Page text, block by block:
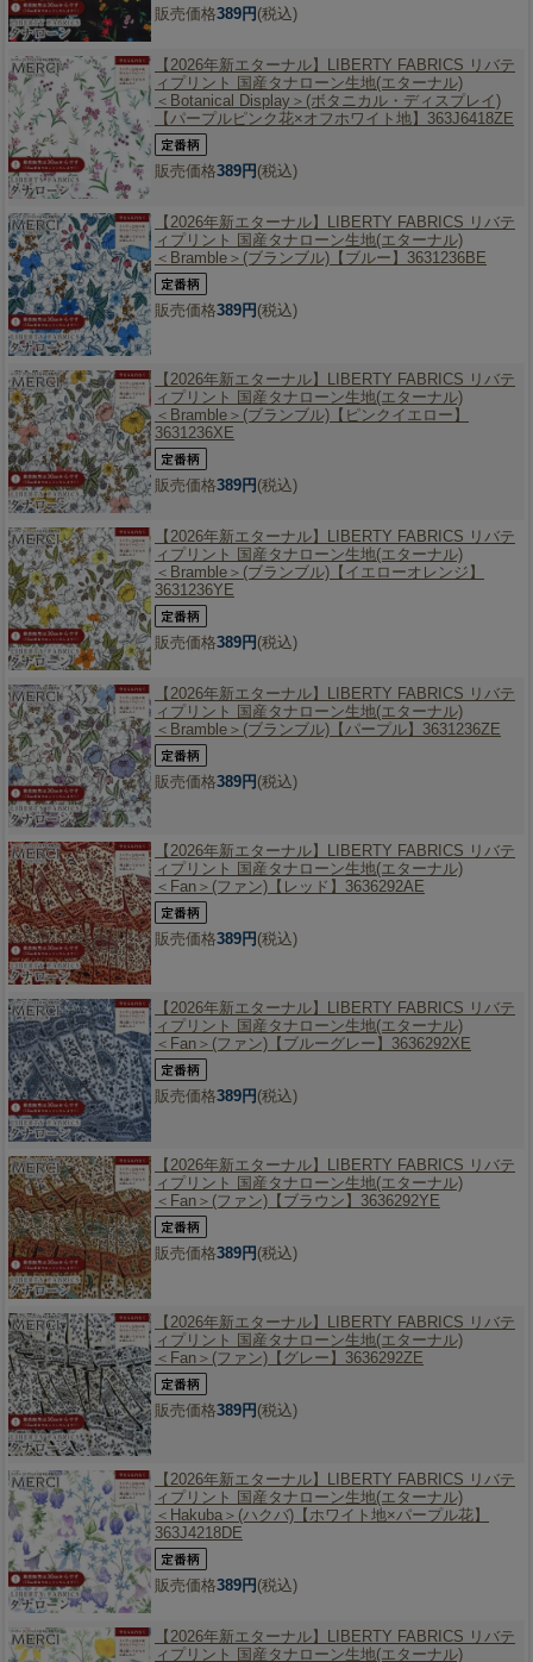
販売価格389円(税込)
【2026年新エターナル】 LIBERTY FABRICS リバテ
ィプリント 国産タナローン生地(エターナル)
＜Botanical Display＞(ボタニカル・ディスプレイ)
【パープルピンク花×オフホワイト地】363J6418ZE
販売価格389円(税込)
【2026年新エターナル】 LIBERTY FABRICS リバテ
ィプリント 国産タナローン生地(エターナル)
＜Bramble＞(ブランブル)【ブルー】3631236BE
販売価格389円(税込)
【2026年新エターナル】 LIBERTY FABRICS リバテ
ィプリント 国産タナローン生地(エターナル)
＜Bramble＞(ブランブル)【ピンクイエロー】
3631236XE
販売価格389円(税込)
【2026年新エターナル】 LIBERTY FABRICS リバテ
ィプリント 国産タナローン生地(エターナル)
＜Bramble＞(ブランブル)【イエローオレンジ】
3631236YE
販売価格389円(税込)
【2026年新エターナル】 LIBERTY FABRICS リバテ
ィプリント 国産タナローン生地(エターナル)
＜Bramble＞(ブランブル)【パープル】3631236ZE
販売価格389円(税込)
【2026年新エターナル】 LIBERTY FABRICS リバテ
ィプリント 国産タナローン生地(エターナル)
＜Fan＞(ファン)【レッド】3636292AE
販売価格389円(税込)
【2026年新エターナル】 LIBERTY FABRICS リバテ
ィプリント 国産タナローン生地(エターナル)
＜Fan＞(ファン)【ブルーグレー】3636292XE
販売価格389円(税込)
【2026年新エターナル】 LIBERTY FABRICS リバテ
ィプリント 国産タナローン生地(エターナル)
＜Fan＞(ファン)【ブラウン】3636292YE
販売価格389円(税込)
【2026年新エターナル】 LIBERTY FABRICS リバテ
ィプリント 国産タナローン生地(エターナル)
＜Fan＞(ファン)【グレー】3636292ZE
販売価格389円(税込)
【2026年新エターナル】 LIBERTY FABRICS リバテ
ィプリント 国産タナローン生地(エターナル)
＜Hakuba＞(ハクバ)【ホワイト地×パープル花】
363J4218DE
販売価格389円(税込)
【2026年新エターナル】 LIBERTY FABRICS リバテ
ィプリント 国産タナローン生地(エターナル)